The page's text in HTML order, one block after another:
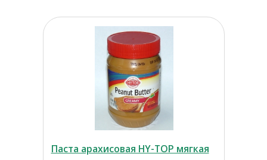
Паста арахисовая HY-TOP мягкая